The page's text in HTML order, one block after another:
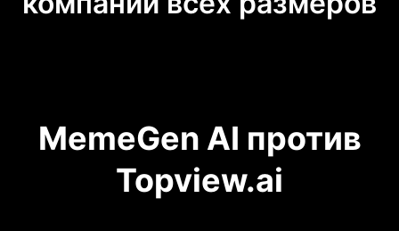
MemeGen AI против
Topview.ai